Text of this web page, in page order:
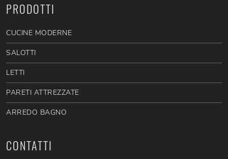
PRODOTTI
CUCINE MODERNE
SALOTTI
LETTI
PARETI ATTREZZATE
ARREDO BAGNO
CONTATTI